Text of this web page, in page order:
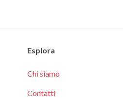
Esplora
Chi siamo
Contatti